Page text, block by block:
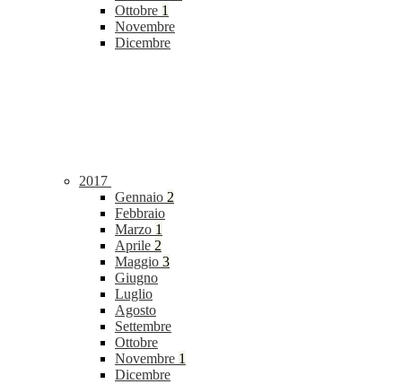
Ottobre 1
Novembre
Dicembre
2017
Gennaio 2
Febbraio
Marzo 1
Aprile 2
Maggio 3
Giugno
Luglio
Agosto
Settembre
Ottobre
Novembre 1
Dicembre